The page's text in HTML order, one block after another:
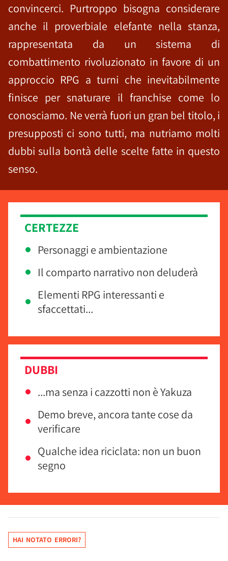
convincerci. Purtroppo bisogna considerare
anche il proverbiale elefante nella stanza,
rappresentata da un sistema di
combattimento rivoluzionato in favore di un
approccio RPG a turni che inevitabilmente
finisce per snaturare il franchise come lo
conosciamo. Ne verrà fuori un gran bel titolo, i
presupposti ci sono tutti, ma nutriamo molti
dubbi sulla bontà delle scelte fatte in questo
senso.
CERTEZZE
Personaggi e ambientazione
Il comparto narrativo non deluderà
Elementi RPG interessanti e
sfaccettati...
DUBBI
...ma senza i cazzotti non è Yakuza
Demo breve, ancora tante cose da
verificare
Qualche idea riciclata: non un buon
segno
HAI NOTATO ERRORI?